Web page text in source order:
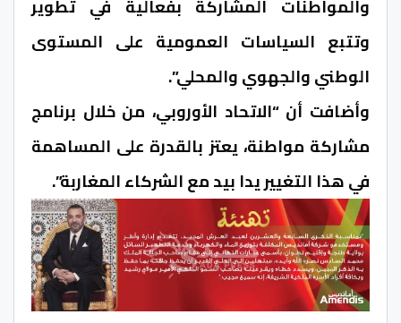
والمواطنات المشاركة بفعالية في تطوير
وتتبع السياسات العمومية على المستوى
الوطني والجهوي والمحلي”.
وأضافت أن “الاتحاد الأوروبي، من خلال برنامج
مشاركة مواطنة، يعتز بالقدرة على المساهمة
في هذا التغيير يدا بيد مع الشركاء المغاربة”.